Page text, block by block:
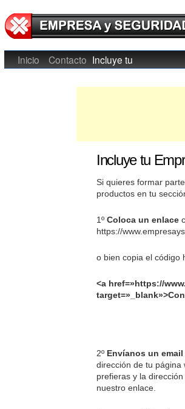
Inicio Contacto Incluye tu
Incluye tu
Si quieres formar
productos en tu
1º Coloca un enlace
https://
o bien copia el código
<a href=»https://
2º Envíanos un email
dirección de tu página
prefieras y la
nuestro enlace.